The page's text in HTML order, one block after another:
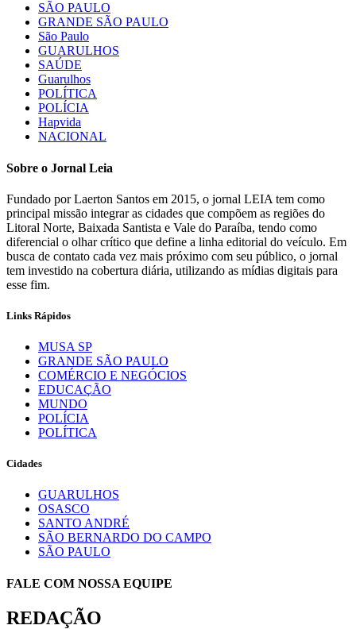
SÃO PAULO
GRANDE SÃO PAULO
São Paulo
GUARULHOS
SAÚDE
Guarulhos
POLÍTICA
POLÍCIA
Hapvida
NACIONAL
Sobre o Jornal Leia
Fundado por Laerton Santos em 2015, o jornal LEIA tem como
principal missão integrar as cidades que compõem as regiões do
Litoral Norte, Baixada Santista e Vale do Paraíba, tendo como
diferencial o olhar crítico que define a linha editorial do veículo. Em
busca de contato cada vez mais próximo com seu público, o jornal
tem investido na cobertura diária, utilizando as mídias digitais para
esse fim.
Links Rápidos
MUSA SP
GRANDE SÃO PAULO
COMÉRCIO E NEGÓCIOS
EDUCAÇÃO
MUNDO
POLÍCIA
POLÍTICA
Cidades
GUARULHOS
OSASCO
SANTO ANDRÉ
SÃO BERNARDO DO CAMPO
SÃO PAULO
FALE COM NOSSA EQUIPE
REDAÇÃO